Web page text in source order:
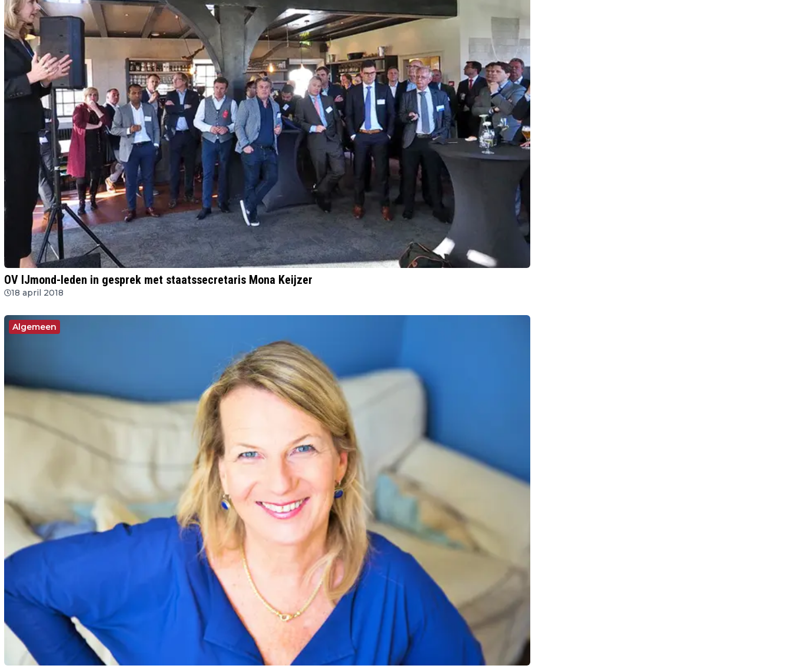
OV IJmond-leden in gesprek met staatssecretaris Mona Keijzer
18 april 2018
Algemeen